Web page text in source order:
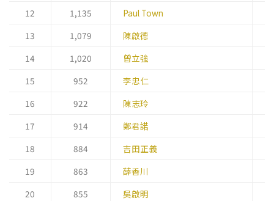
12
1,135 Paul Town
13
1,079 陳啟德
14
1,020 曾立強
15
952 李忠仁
16
922 陳志玲
17
914 鄭君諾
18
884 吉田正義
19
863 薛香川
20
855 吳啟明